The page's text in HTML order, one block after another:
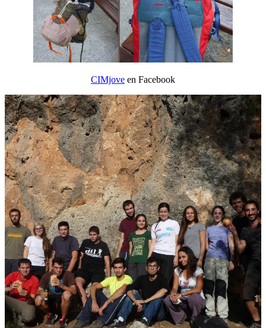
CIMjove en Facebook